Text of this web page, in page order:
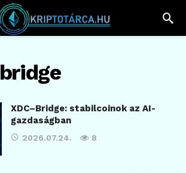
bridge
XDC–Bridge: stabilcoinok az AI-
gazdaságban
2026.07.24. 8